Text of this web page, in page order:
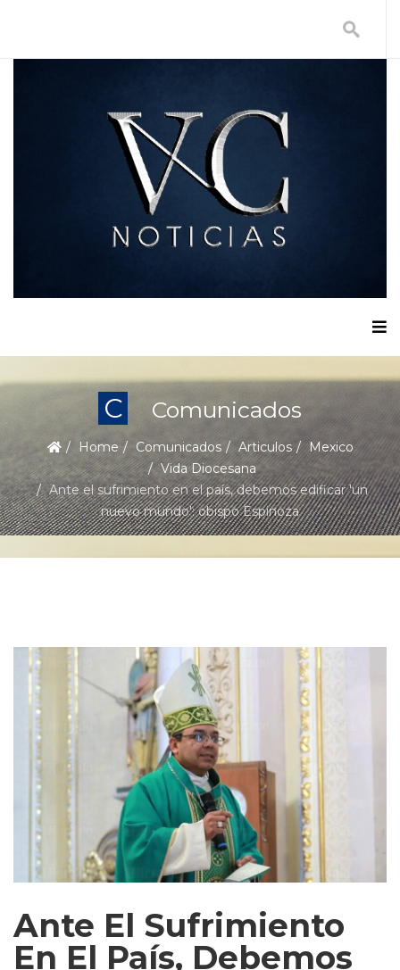
C Comunicados
Home Comunicados Articulos
Mexico
Vida Diocesana
Ante el sufrimiento en el país, debemos edificar 'un
nuevo mundo': obispo Espinoza
Ante El Sufrimiento
En El País, Debemos